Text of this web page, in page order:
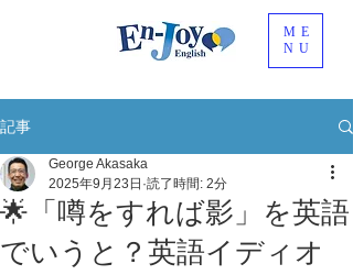
ME
NU
記事
🌟「噂をすれば影」を英語
でいうと？英語イディオ
George Akasaka
2025年9月23日 読了時間: 2分